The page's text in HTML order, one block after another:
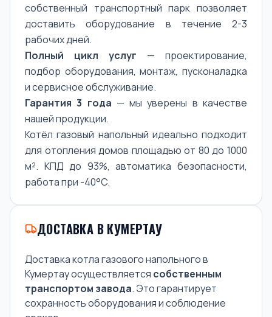
собственный транспортный парк позволяет
доставить оборудование в течение 2-3
рабочих дней.
Полный цикл услуг — проектирование,
подбор оборудования, монтаж, пусконаладка
и сервисное обслуживание.
Гарантия 3 года — мы уверены в качестве
нашей продукции.
Котёл газовый напольный идеально подходит
для отопления домов площадью от 80 до 1000
м². КПД до 93%, автоматика безопасности,
работа при -40°C.
ДОСТАВКА В КУМЕРТАУ
Доставка котла газового напольного в
Кумертау осуществляется собственным
транспортом завода. Это гарантирует
сохранность оборудования и соблюдение